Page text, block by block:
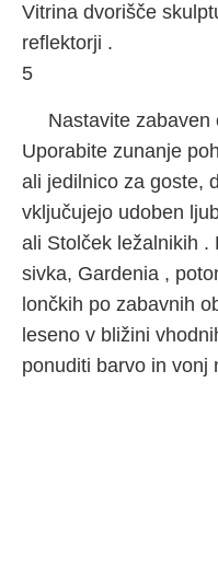
Vitrina dvorišče
reflektorji .
5
Nastavite zabaven
Uporabite zunanje
ali jedilnico za goste,
vključujejo udoben
ali Stolček ležalnikih .
sivka, Gardenia ,
lončkih po zabavnih
leseno v bližini
ponuditi barvo in vonj